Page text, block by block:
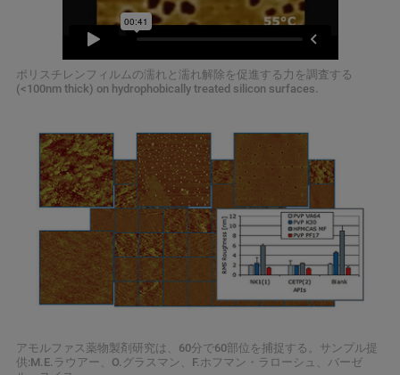
ポリスチレンフィルムの濡れと濡れ解除を促進する力を調査する
(<100nm thick) on hydrophobically treated silicon surfaces.
アモルファス薬物製剤研究は、60分で60部位を捕捉する。サンプル提
供:M.E.ラウアー、O.グラスマン、F.ホフマン・ラローシュ、バーゼ